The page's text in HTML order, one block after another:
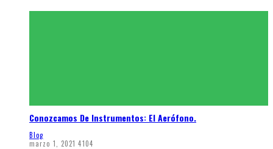
Conozcamos De Instrumentos: El Aerófono.
Blog
marzo 1, 2021 4104